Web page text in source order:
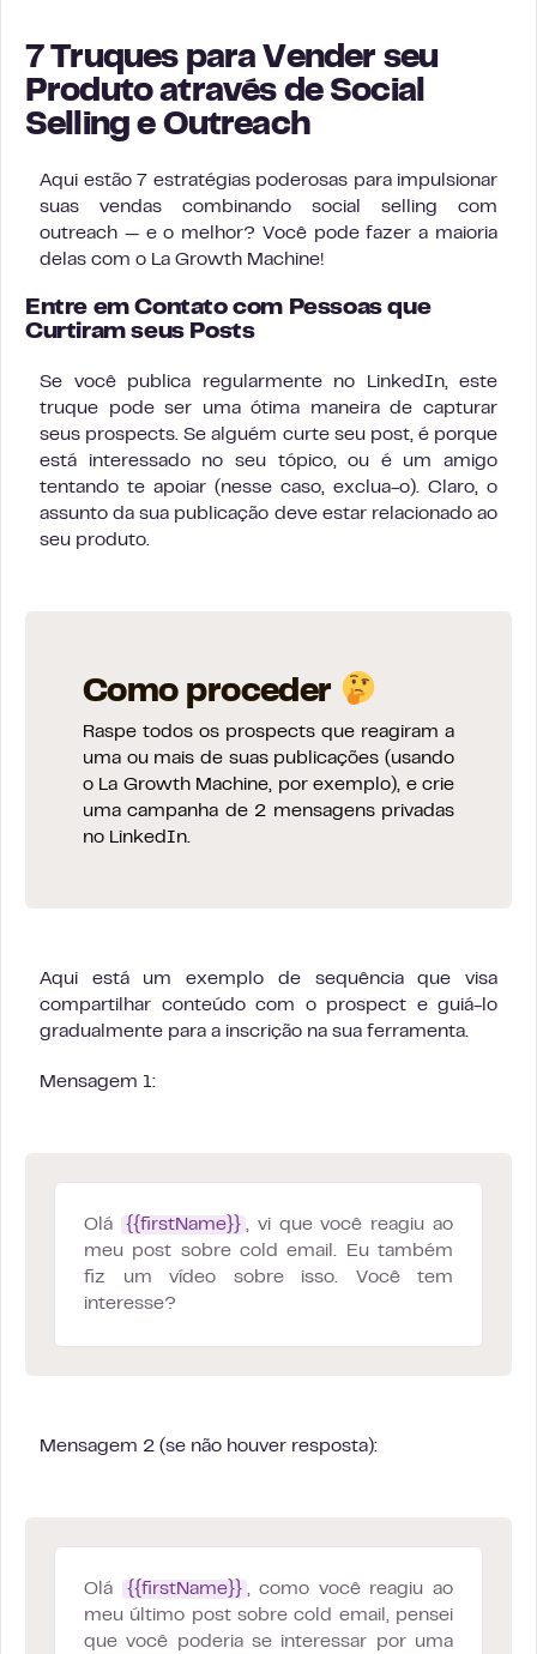
7 Truques para Vender seu
Produto através de Social
Selling e Outreach
Aqui estão 7 estratégias poderosas para impulsionar
suas vendas combinando social selling com
outreach — e o melhor? Você pode fazer a maioria
delas com o La Growth Machine!
Entre em Contato com Pessoas que
Curtiram seus Posts
Se você publica regularmente no LinkedIn, este
truque pode ser uma ótima maneira de capturar
seus prospects. Se alguém curte seu post, é porque
está interessado no seu tópico, ou é um amigo
tentando te apoiar (nesse caso, exclua-o). Claro, o
assunto da sua publicação deve estar relacionado ao
seu produto.
Como proceder
Raspe todos os prospects que reagiram a
uma ou mais de suas publicações (usando
o La Growth Machine, por exemplo), e crie
uma campanha de 2 mensagens privadas
no LinkedIn.
Aqui está um exemplo de sequência que visa
compartilhar conteúdo com o prospect e guiá-lo
gradualmente para a inscrição na sua ferramenta.
Mensagem 1:
Olá {{firstName}} , vi que você reagiu ao
meu post sobre cold email. Eu também
fiz um vídeo sobre isso. Você tem
interesse?
Mensagem 2 (se não houver resposta):
Olá {{firstName}} , como você reagiu ao
meu último post sobre cold email, pensei
que você poderia se interessar por uma